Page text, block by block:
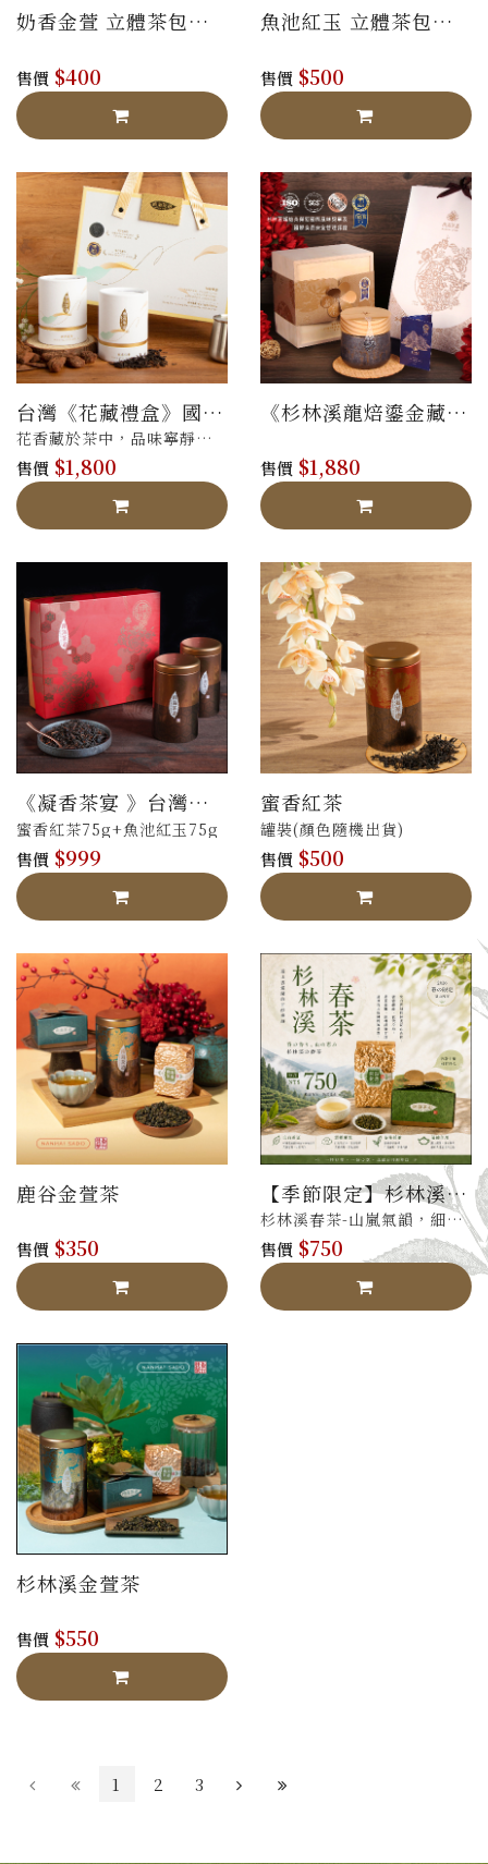
奶香金萱 立體茶包禮
售價 $400
魚池紅玉 立體茶包禮
售價 $500
台灣《花藏禮盒》國際
認可-法國AVPA 銀牌 /
比利時ITQI 3 星獎
花香藏於茶中，品味寧靜滿
足-桂花烏龍75g+蜜香紅茶
50g 精裝
售價 $1,800
《杉林溪龍焙鎏金藏
比利時ITQI 2星獎
售價 $1,880
《凝香茶宴 》台灣紅
茶禮盒
蜜香紅茶75g+魚池紅玉75g
售價 $999
蜜香紅茶
罐裝(顏色隨機出貨)
售價 $500
鹿谷金萱茶
售價 $350
【季節限定】杉林溪
春茶
杉林溪春茶-山嵐氣韻，細緻
柔潤
售價 $750
杉林溪金萱茶
售價 $550
1 2 3